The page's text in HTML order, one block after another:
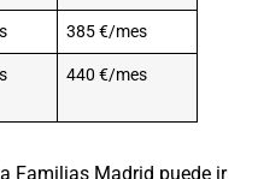
385 €/mes
440 €/mes
Familias Madrid puede ir